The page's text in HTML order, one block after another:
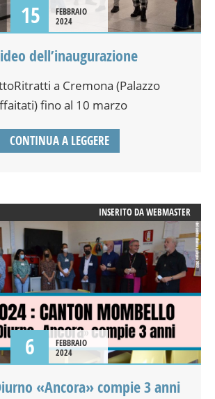
15
FEBBRAIO
2024
dell’inaugurazione
a Cremona (Palazzo
fino al 10 marzo
CONTINUA A LEGGERE
INSERITO DAWEBMASTER
6
FEBBRAIO
2024
«Ancora» compie 3 anni